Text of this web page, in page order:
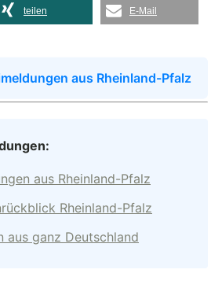
teilen E-Mail
aus Rheinland-Pfalz
aus Rheinland-Pfalz
Rheinland-Pfalz
aus ganz Deutschland